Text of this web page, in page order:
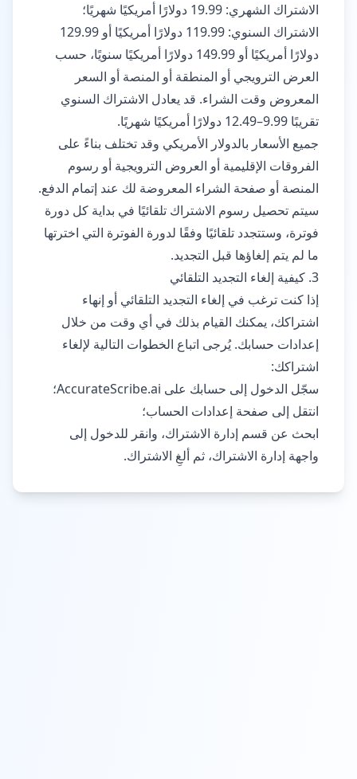
الاشتراك الشهري: 19.99 دولارًا أمريكيًا شهريًا؛
الاشتراك السنوي: 119.99 دولارًا أمريكيًا أو 129.99
دولارًا أمريكيًا أو 149.99 دولارًا أمريكيًا سنويًا، حسب
العرض الترويجي أو المنطقة أو المنصة أو السعر
المعروض وقت الشراء. قد يعادل الاشتراك السنوي
تقريبًا 9.99–12.49 دولارًا أمريكيًا شهريًا.
جميع الأسعار بالدولار الأمريكي وقد تختلف بناءً على
الفروقات الإقليمية أو العروض الترويجية أو رسوم
المنصة أو صفحة الشراء المعروضة لك عند إتمام الدفع.
سيتم تحصيل رسوم الاشتراك تلقائيًا في بداية كل دورة
فوترة، وستتجدد تلقائيًا وفقًا لدورة الفوترة التي اخترتها
ما لم يتم إلغاؤها قبل التجديد.
3. كيفية إلغاء التجديد التلقائي
إذا كنت ترغب في إلغاء التجديد التلقائي أو إنهاء
اشتراكك، يمكنك القيام بذلك في أي وقت من خلال
إعدادات حسابك. يُرجى اتباع الخطوات التالية لإلغاء
اشتراكك:
سجّل الدخول إلى حسابك على AccurateScribe.ai؛
انتقل إلى صفحة إعدادات الحساب؛
ابحث عن قسم إدارة الاشتراك، وانقر للدخول إلى
واجهة إدارة الاشتراك، ثم ألغِ الاشتراك.